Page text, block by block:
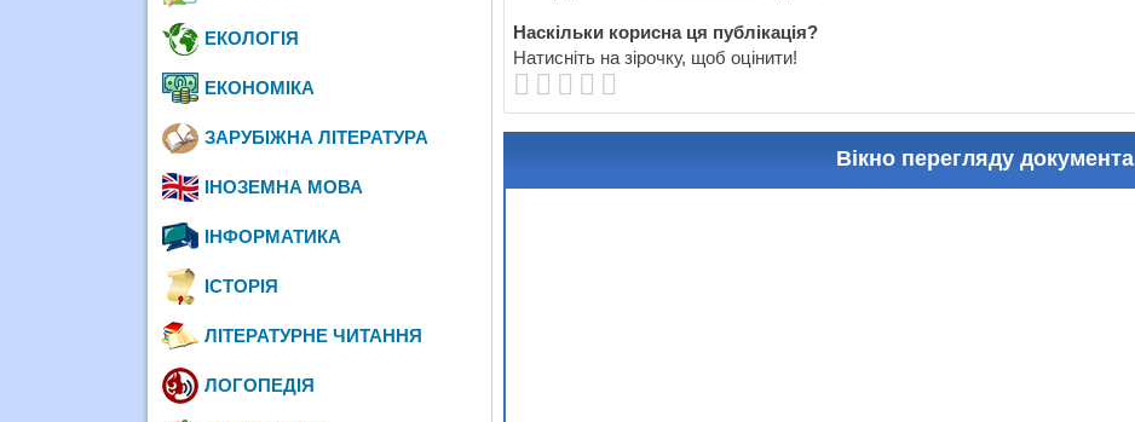
Наскільки корисна ця публікація?
Натисніть на зірочку, щоб оцінити!
Вікно перегляду документа
ЕКОЛОГІЯ
ЕКОНОМІКА
ЗАРУБІЖНА ЛІТЕРАТУРА
ІНОЗЕМНА МОВА
ІНФОРМАТИКА
ІСТОРІЯ
ЛІТЕРАТУРНЕ ЧИТАННЯ
ЛОГОПЕДІЯ